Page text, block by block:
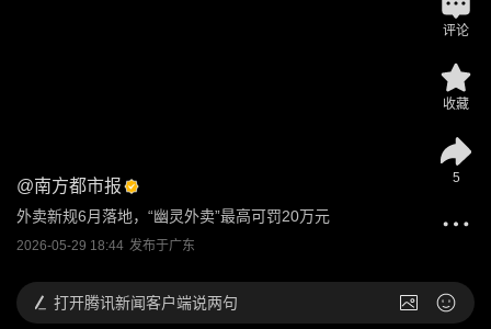
@南方都市报
外卖新规6月落地，“幽灵外卖”最高可罚20万元
2026-05-29 18:44 发布于广东
评论
收藏
5
打开腾讯新闻客户端说两句